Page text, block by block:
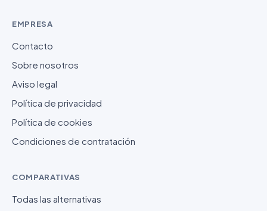
EMPRESA
Contacto
Sobre nosotros
Aviso legal
Política de privacidad
Política de cookies
Condiciones de contratación
COMPARATIVAS
Todas las alternativas